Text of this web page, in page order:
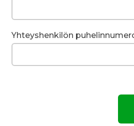
Yhteyshenkilön